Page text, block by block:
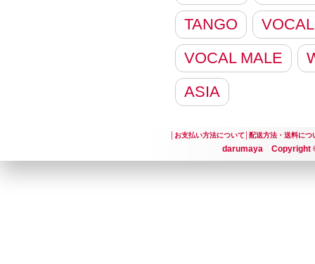
TANGO
VOCAL
VOCAL MALE
ASIA
お支払い方法について│ 配送方法・送料につ
darumaya Copyright